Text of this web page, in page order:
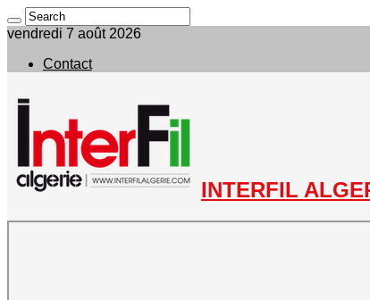
vendredi 7 août 2026
Contact
INTERFIL